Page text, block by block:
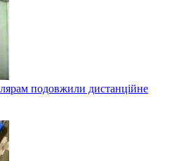
подовжили дистанційне